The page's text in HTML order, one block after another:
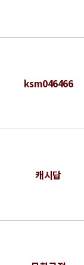
ksm046466
캐시답